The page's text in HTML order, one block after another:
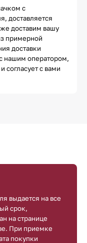
с
доставляется
доставим вашу
примерной
доставки
нашим оператором,
согласует с вами
выдается на все
срок,
на странице
При приемке
покупки